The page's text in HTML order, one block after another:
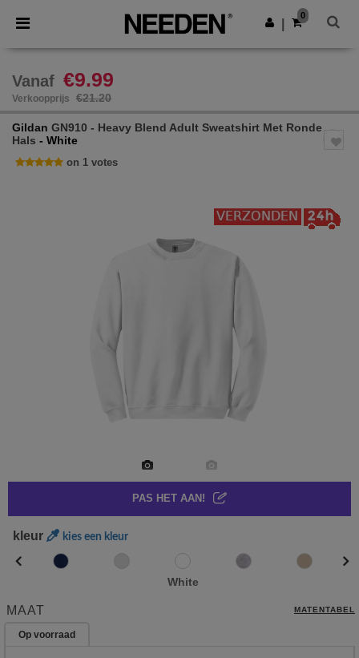
× Needen-app
Betere prijzen in de app!
Download app
0
PAS HET AAN!
Vanaf €9.99
Verkoopprijs €21.20
Gildan GN910 - Heavy Blend Adult Sweatshirt Met Ronde
Hals - White
on 1 votes
kleur kies een kleur
White
MAAT MATENTABEL
Op voorraad